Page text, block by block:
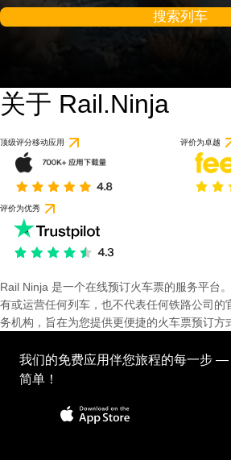
搜索列车
关于 Rail.Ninja
顶级评分移动应用 评价为卓越
评价为优秀
Rail Ninja 是一个在线预订火车票的服务平台
有或运营任何列车，也不代表任何铁路公司的
务机构，旨在为您提供更便捷的火车票预订方
我们的免费应用伴您旅程的每一步
简单！